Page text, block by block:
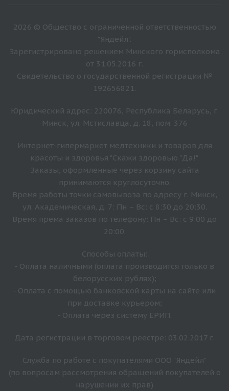
2026 © Общество с ограниченной ответственностью
"Яндейл".
Зарегистрировано решением Минского горисполкома
от 31.05.2016 г.
Свидетельство о государственной регистрации №
192656821.
Юридический адрес: 220076, Республика Беларусь, г.
Минск, ул. Мстиславца, д. 18, пом. 376
Интернет-гипермаркет медтехники и товаров для
красоты и здоровья "Скажи здоровью "Да!".
Заказы, оформленные через корзину сайта
принимаются круглосуточно.
Время работы точки самовывоза по адресу г. Минск,
ул. Академическая, д. 7: Пн – Вс: с 8:30 до 20:30.
Время прёма заказов по телефону: Пн – Вс: с 9:00 до
20:00.
Способы оплаты:
- Оплата наличными (оплата производится только в
белорусских рублях);
- Оплата с помощью банковской карты на сайте или
при доставке курьером;
- Оплата через систему ЕРИП.
Дата регистрации в торговом реестре: 03.02.2017 г.
Служба по работе с покупателями ООО "Яндейл"
(по вопросам рассмотрения обращений покупателей о
нарушении их прав)